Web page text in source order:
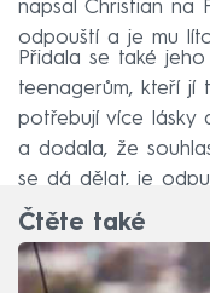
napsal Christian na
odpouští a je mu
Přidala se také
teenagerům, kteří jí
potřebují více lásky
a dodala, že
se dá dělat, je
Čtěte také